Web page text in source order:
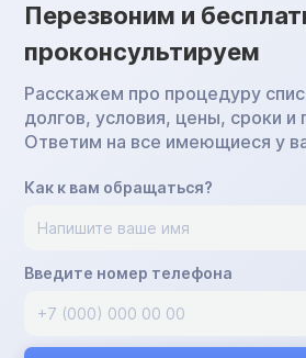
Перезвоним и
проконсультируем
Расскажем про процедуру
долгов, условия, цены, сроки
Ответим на все имеющиеся у
Как к вам обращаться?
Введите номер телефона